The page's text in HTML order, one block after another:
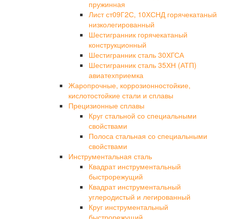
пружинная
Лист ст09Г2С, 10ХСНД горячекатаный
низколегированный
Шестигранник горячекатаный
конструкционный
Шестигранник сталь 30ХГСА
Шестигранник сталь 35ХН (АТП)
авиатехприемка
Жаропрочные, коррозионностойкие,
кислотостойкие стали и сплавы
Прецизионные сплавы
Круг стальной со специальными
свойствами
Полоса стальная со специальными
свойствами
Инструментальная сталь
Квадрат инструментальный
быстрорежущий
Квадрат инструментальный
углеродистый и легированный
Круг инструментальный